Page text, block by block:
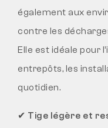
également aux
contre les
Elle est idéale pour
entrepôts, les
quotidien.
✔ Tige légère et